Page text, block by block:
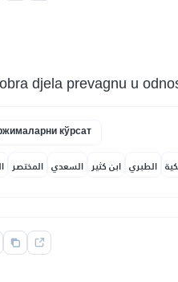
djela prevagnu u
кўрсат
المختصر السعدي ابن كثير الطبري